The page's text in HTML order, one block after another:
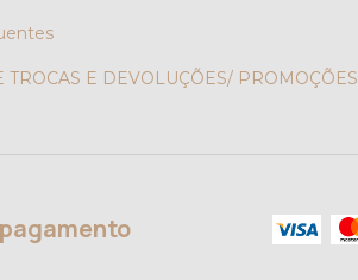
TROCAS E DEVOLUÇÕES/ PROMOÇÕES